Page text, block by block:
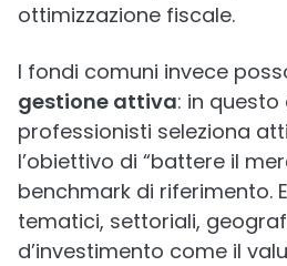
ottimizzazione fiscale.
I fondi comuni invece
gestione attiva: in
professionisti seleziona
l’obiettivo di “battere il
benchmark di riferimento.
tematici, settoriali,
d’investimento come il